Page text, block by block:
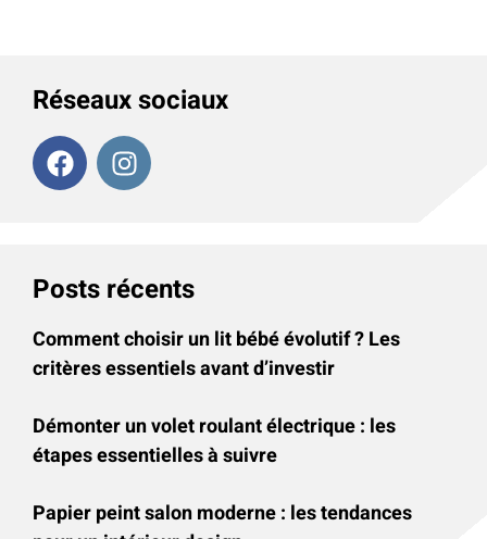
Réseaux sociaux
Posts récents
Comment choisir un lit bébé évolutif ? Les
critères essentiels avant d’investir
Démonter un volet roulant électrique : les
étapes essentielles à suivre
Papier peint salon moderne : les tendances